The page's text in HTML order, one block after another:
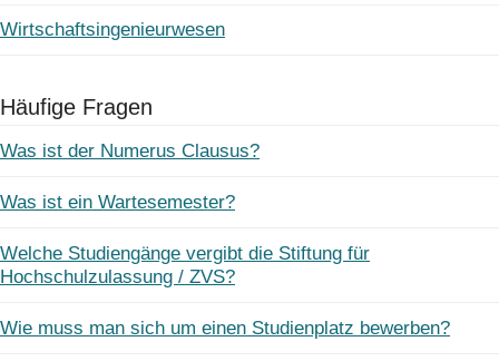
Wirtschaftsingenieurwesen
Häufige Fragen
Was ist der Numerus Clausus?
Was ist ein Wartesemester?
Welche Studiengänge vergibt die Stiftung für
Hochschulzulassung / ZVS?
Wie muss man sich um einen Studienplatz bewerben?